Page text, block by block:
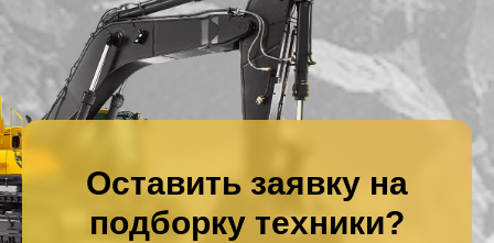
Оставить заявку на
подборку техники?